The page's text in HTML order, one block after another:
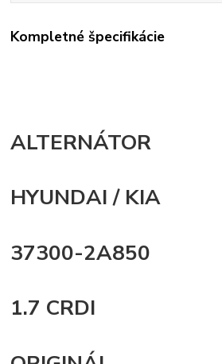
Kompletné špecifikácie
ALTERNÁTOR
HYUNDAI / KIA
37300-2A850
1.7 CRDI